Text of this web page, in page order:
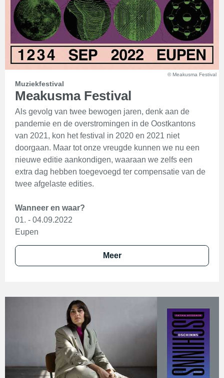
© Meakusma Festival
Muziekfestival
Meakusma Festival
Als gevolg van twee bewogen jaren, denk aan de
pandemie en de overstromingen in de Oostkantons
van 2021, kon het festival in 2020 en 2021 niet
doorgaan. Maar tot onze vreugde kunnen we nu een
nieuwe editie aankondigen, waaraan we zelfs een
extra dag hebben toegevoegd ter compensatie van de
twee afgelaste edities.
Wanneer en waar?
01. - 04.09.2022
Eupen
Meer